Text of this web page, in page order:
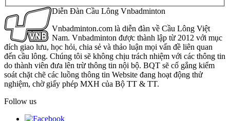
Diễn Đàn Cầu Lông Vnbadminton
Vnbadminton.com là diễn đàn về Cầu Lông Việt
Nam. Vnbadminton được thành lập từ 2012 với mục
đích giao lưu, học hỏi, chia sẻ và thảo luận mọi vấn đề liên quan
đến cầu lông. Chúng tôi sẽ không chịu trách nhiệm với các thông tin
do thành viên đưa lên trừ thông tin nội bộ. BQT sẽ cố gắng kiểm
soát chặt chẽ các luồng thông tin Website đang hoạt động thử
nghiệm, chờ giấy phép MXH của Bộ TT & TT.
Follow us